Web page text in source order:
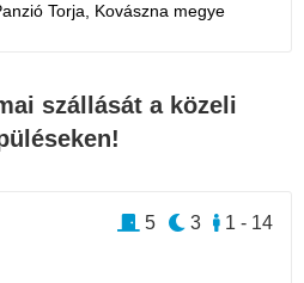
Torja, Kovászna megye
szállását a közeli
1 - 14
3
5